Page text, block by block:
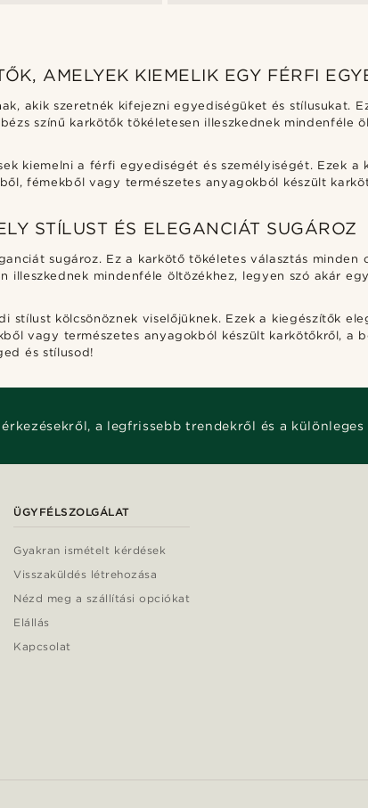
AMELYEK KIEMELIK EGY FÉRFI
akik szeretnék kifejezni egyediségüket és stílusukat.
színű karkötők tökéletesen illeszkednek mindenféle
kiemelni a férfi egyediségét és személyiségét. Ezek
fémekből vagy természetes anyagokból készült
STÍLUST ÉS ELEGANCIÁT SUGÁROZ
sugároz. Ez a karkötő tökéletes választás minden
illeszkednek mindenféle öltözékhez, legyen szó akár
kölcsönöznek viselőjüknek. Ezek a kiegészítők
vagy természetes anyagokból készült karkötőkről, a
és stílusod!
a legfrissebb trendekről és a
ÜGYFÉLSZOLGÁLAT
Gyakran ismételt kérdések
Visszaküldés létrehozása
Nézd meg a szállítási opciókat
Elállás
Kapcsolat